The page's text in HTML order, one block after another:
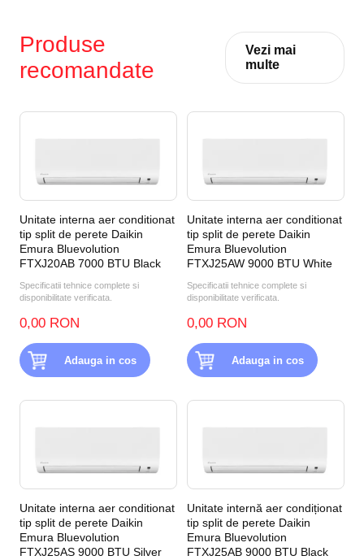
Produse
recomandate
Vezi mai
multe
Unitate interna aer conditionat
tip split de perete Daikin
Emura Bluevolution
FTXJ20AB 7000 BTU Black
Specificatii tehnice complete si
disponibilitate verificata.
0,00 RON
Adauga in cos
Unitate interna aer conditionat
tip split de perete Daikin
Emura Bluevolution
FTXJ25AW 9000 BTU White
Specificatii tehnice complete si
disponibilitate verificata.
0,00 RON
Adauga in cos
Unitate interna aer conditionat
tip split de perete Daikin
Emura Bluevolution
FTXJ25AS 9000 BTU Silver
Unitate internă aer condiționat
tip split de perete Daikin
Emura Bluevolution
FTXJ25AB 9000 BTU Black